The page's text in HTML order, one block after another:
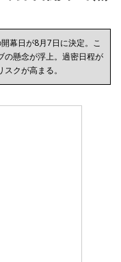
幕日が8月7日に決定。こ
の懸念が浮上。過密日程が
クが高まる。